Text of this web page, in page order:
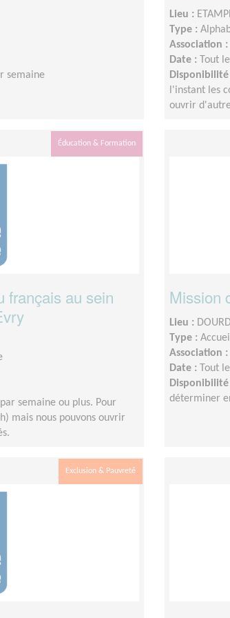
semaine
Lieu :
Type :
Association :
Date : Tout
Disponibilité
l'instant les
ouvrir
Éducation & Formation
français au sein
semaine ou plus. Pour
mais nous pouvons ouvrir
Mission
Lieu :
Type :
Association :
Date : Tout
Disponibilité
déterminer
Exclusion & Pauvreté